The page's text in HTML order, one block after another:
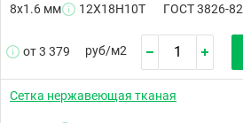
8х1.6 мм 12Х18Н10Т ГОСТ 3826-82
от 3 379 руб/м2
Сетка нержавеющая тканая